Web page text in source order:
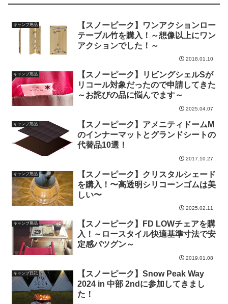
キャンプ用品
【スノーピーク】ワンアクションロー
テーブル竹を購入！～想像以上にワン
アクションでした！～
2018.01.10
キャンプ用品
【スノーピーク】リビングシェルSが
リコール対象だったので申請してきた
～お詫びの品に悩んでます～
2025.04.07
キャンプ用品
【スノーピーク】アメニティドームM
のインナーマットとグランドシートの
代替品10選！
2017.10.27
キャンプ用品
【スノーピーク】クリスタルシェード
を購入！〜高透明シリコーンゴムは美
しい〜
2025.02.11
キャンプ用品
【スノーピーク】FD LOWチェアを購
入！～ロースタイル快適基準寸法で安
定感バツグン～
2019.01.08
キャンプ日記
【スノーピーク】Snow Peak Way
2024 in 中部 2ndに参加してきまし
た！